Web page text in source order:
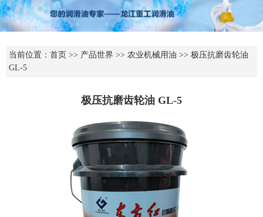
当前位置： 首页 >> 产品世界 >> 农业机械用油 >> 极压抗磨齿轮油
GL-5
极压抗磨齿轮油 GL-5